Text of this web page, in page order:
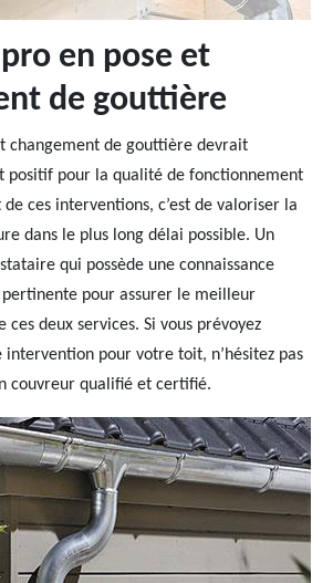
en pose et
de gouttière
changement de gouttière devrait
positif pour la qualité de fonctionnement
ces interventions, c’est de valoriser la
dans le plus long délai possible. Un
qui possède une connaissance
pour assurer le meilleur
ces deux services. Si vous prévoyez
pour votre toit, n’hésitez pas
couvreur qualifié et certifié.